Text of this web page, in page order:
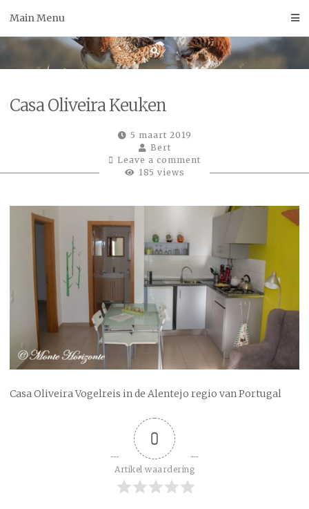
Main Menu
Casa Oliveira Keuken
5 maart 2019
Bert
Leave a comment
185 views
Casa Oliveira Vogelreis in de Alentejo regio van Portugal
0
Artikel waardering